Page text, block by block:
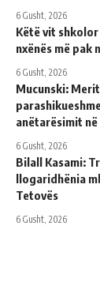
6 Gusht, 2026
Këtë vit
nxënës më pak
6 Gusht, 2026
Mucunski:
anëtarësimit në
6 Gusht, 2026
Bilall Kasami:
llogaridhënia
Tetovës
6 Gusht, 2026